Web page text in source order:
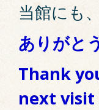
当館にも
ありがと
Thank
next visit